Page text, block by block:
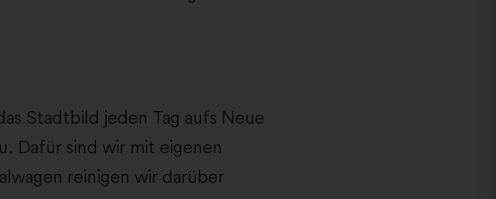
Stadtbild jeden Tag aufs Neue
Dafür sind wir mit eigenen
reinigen wir darüber